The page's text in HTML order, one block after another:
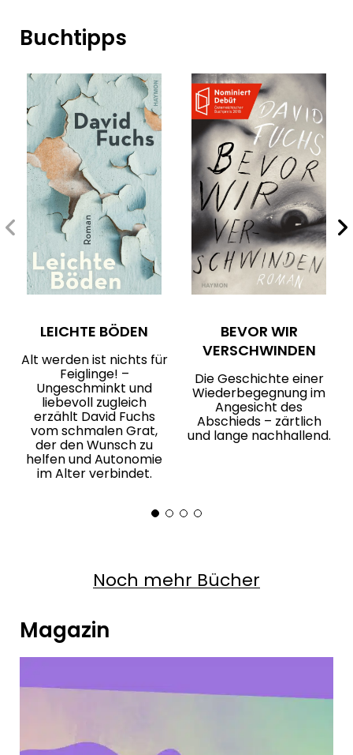
Buchtipps
LEICHTE BÖDEN
Alt werden ist nichts für
Feiglinge! –
Ungeschminkt und
liebevoll zugleich
erzählt David Fuchs
vom schmalen Grat,
der den Wunsch zu
helfen und Autonomie
im Alter verbindet.
BEVOR WIR
VERSCHWINDEN
Die Geschichte einer
Wiederbegegnung im
Angesicht des
Abschieds – zärtlich
und lange nachhallend.
Noch mehr Bücher
Magazin